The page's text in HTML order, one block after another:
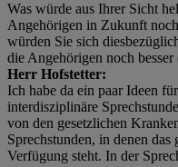
Was würde aus Ihrer Sicht
Angehörigen in Zukunft
würden Sie sich
die Angehörigen noch
Herr Hofstetter:
Ich habe da ein paar Ideen
interdisziplinäre
von den gesetzlichen
Sprechstunden, in denen
Verfügung steht. In der